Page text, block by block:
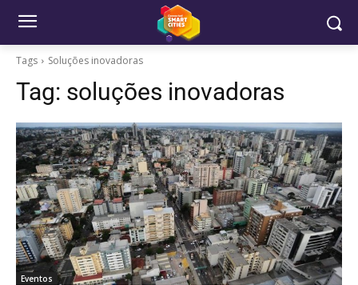
Tags Soluções inovadoras
Tag: soluções inovadoras
Eventos